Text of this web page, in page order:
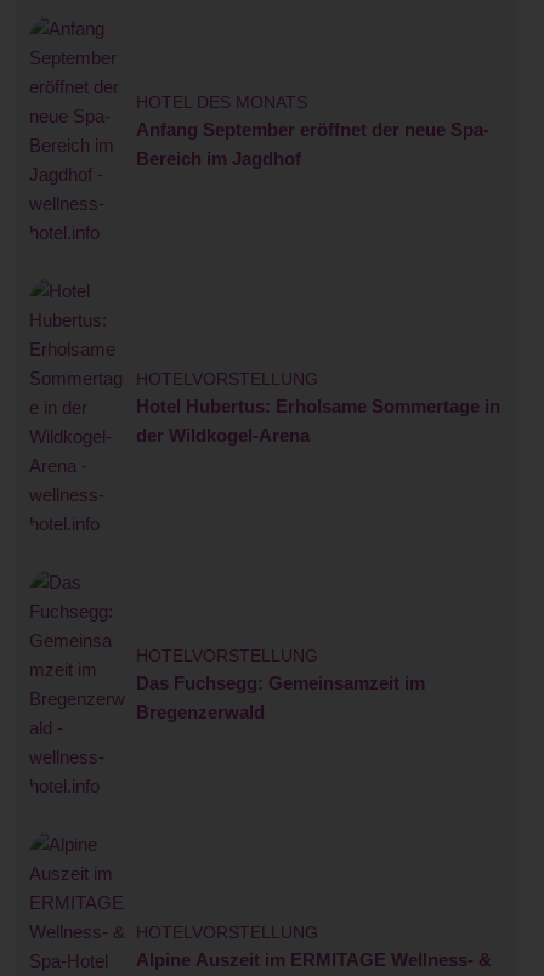
HOTEL DES MONATS
Anfang September eröffnet der neue Spa-
Bereich im Jagdhof
HOTELVORSTELLUNG
Hotel Hubertus: Erholsame Sommertage in
der Wildkogel-Arena
HOTELVORSTELLUNG
Das Fuchsegg: Gemeinsamzeit im
Bregenzerwald
HOTELVORSTELLUNG
Alpine Auszeit im ERMITAGE Wellness- &